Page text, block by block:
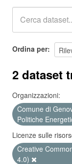
Ordina per
2 dataset
Organizzazioni:
Comune di
Politiche
Licenze sulle
Creative
4.0)